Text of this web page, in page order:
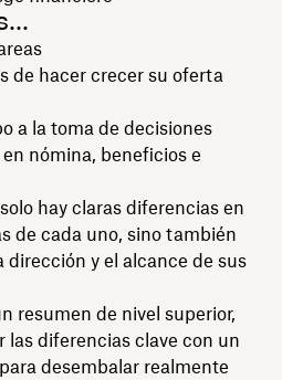
de hacer crecer su oferta
a la toma de decisiones
nómina, beneficios e
hay claras diferencias en
de cada uno, sino también
dirección y el alcance de sus
resumen de nivel superior,
las diferencias clave con un
desembalar realmente